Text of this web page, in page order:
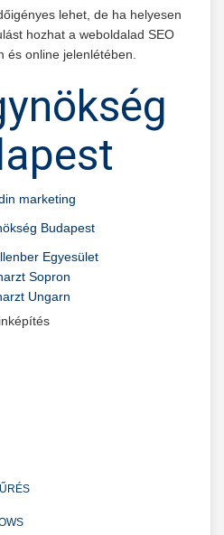
lehet, de ha helyesen
hozhat a weboldalad SEO
és online jelenlétében.
marketing
Budapest
Egyesület
Sopron
Ungarn